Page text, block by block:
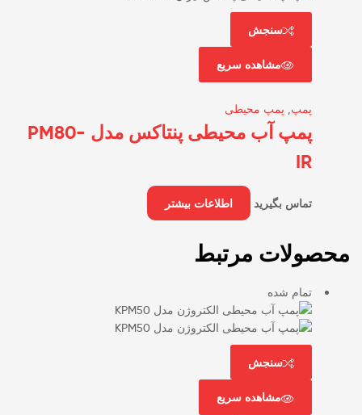
سنجش
مشاهده سریع
پمپ پمپ محیطی
پمپ آب محیطی پنتاکس مدل PM80-
IR
تماس بگیرید اطلاعات بیشتر
محصولات مرتبط
تمام شده
سنجش
مشاهده سریع